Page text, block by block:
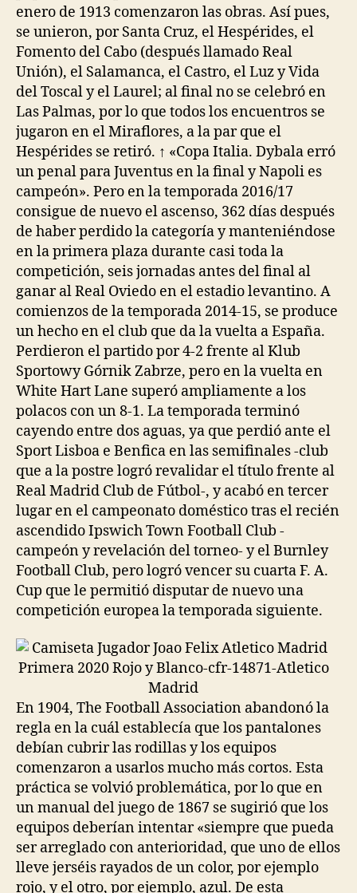
enero de 1913 comenzaron las obras. Así pues,
se unieron, por Santa Cruz, el Hespérides, el
Fomento del Cabo (después llamado Real
Unión), el Salamanca, el Castro, el Luz y Vida
del Toscal y el Laurel; al final no se celebró en
Las Palmas, por lo que todos los encuentros se
jugaron en el Miraflores, a la par que el
Hespérides se retiró. ↑ «Copa Italia. Dybala erró
un penal para Juventus en la final y Napoli es
campeón». Pero en la temporada 2016/17
consigue de nuevo el ascenso, 362 días después
de haber perdido la categoría y manteniéndose
en la primera plaza durante casi toda la
competición, seis jornadas antes del final al
ganar al Real Oviedo en el estadio levantino. A
comienzos de la temporada 2014-15, se produce
un hecho en el club que da la vuelta a España.
Perdieron el partido por 4-2 frente al Klub
Sportowy Górnik Zabrze, pero en la vuelta en
White Hart Lane superó ampliamente a los
polacos con un 8-1. La temporada terminó
cayendo entre dos aguas, ya que perdió ante el
Sport Lisboa e Benfica en las semifinales -club
que a la postre logró revalidar el título frente al
Real Madrid Club de Fútbol-, y acabó en tercer
lugar en el campeonato doméstico tras el recién
ascendido Ipswich Town Football Club -
campeón y revelación del torneo- y el Burnley
Football Club, pero logró vencer su cuarta F. A.
Cup que le permitió disputar de nuevo una
competición europea la temporada siguiente.
En 1904, The Football Association abandonó la
regla en la cuál establecía que los pantalones
debían cubrir las rodillas y los equipos
comenzaron a usarlos mucho más cortos. Esta
práctica se volvió problemática, por lo que en
un manual del juego de 1867 se sugirió que los
equipos deberían intentar «siempre que pueda
ser arreglado con anterioridad, que uno de ellos
lleve jerséis rayados de un color, por ejemplo
rojo, y el otro, por ejemplo, azul. De esta